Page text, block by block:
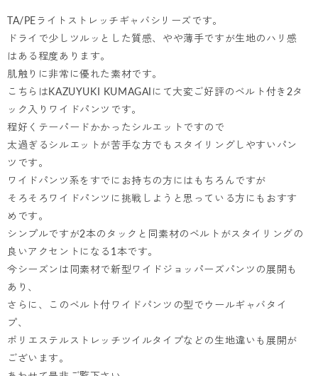
TA/PEライトストレッチギャバシリーズです。
ドライで少しツルッとした質感、やや薄手ですが生地のハリ感
はある程度あります。
肌触りに非常に優れた素材です。
こちらはKAZUYUKI KUMAGAIにて大変ご好評のベルト付き2タ
ック入りワイドパンツです。
程好くテーパードかかったシルエットですので
太過ぎるシルエットが苦手な方でもスタイリングしやすいパン
ツです。
ワイドパンツ系をすでにお持ちの方にはもちろんですが
そろそろワイドパンツに挑戦しようと思っている方にもおすす
めです。
シンプルですが2本のタックと同素材のベルトがスタイリングの
良いアクセントになる1本です。
今シーズンは同素材で新型ワイドジョッパーズパンツの展開も
あり、
さらに、このベルト付ワイドパンツの型でウールギャバタイ
プ、
ポリエステルストレッチツイルタイプなどの生地違いも展開が
ございます。